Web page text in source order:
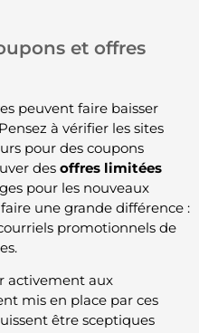
et offres
peuvent faire baisser
à vérifier les sites
pour des coupons
des offres limitées
pour les nouveaux
une grande différence :
promotionnels de
activement aux
mis en place par ces
être sceptiques